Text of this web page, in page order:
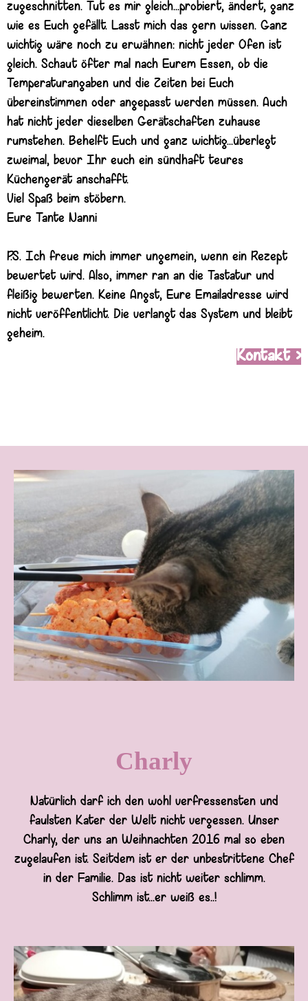
zugeschnitten. Tut es mir gleich...probiert, ändert, ganz
wie es Euch gefällt. Lasst mich das gern wissen. Ganz
wichtig wäre noch zu erwähnen: nicht jeder Ofen ist
gleich. Schaut öfter mal nach Eurem Essen, ob die
Temperaturangaben und die Zeiten bei Euch
übereinstimmen oder angepasst werden müssen. Auch
hat nicht jeder dieselben Gerätschaften zuhause
rumstehen. Behelft Euch und ganz wichtig...überlegt
zweimal, bevor Ihr euch ein sündhaft teures
Küchengerät anschafft.
Viel Spaß beim stöbern.
Eure Tante Nanni
P.S. Ich freue mich immer ungemein, wenn ein Rezept
bewertet wird. Also, immer ran an die Tastatur und
fleißig bewerten. Keine Angst, Eure Emailadresse wird
nicht veröffentlicht. Die verlangt das System und bleibt
geheim.
Kontakt >
Charly
Natürlich darf ich den wohl verfressensten und
faulsten Kater der Welt nicht vergessen. Unser
Charly, der uns an Weihnachten 2016 mal so eben
zugelaufen ist. Seitdem ist er der unbestrittene Chef
in der Familie. Das ist nicht weiter schlimm.
Schlimm ist...er weiß es..!